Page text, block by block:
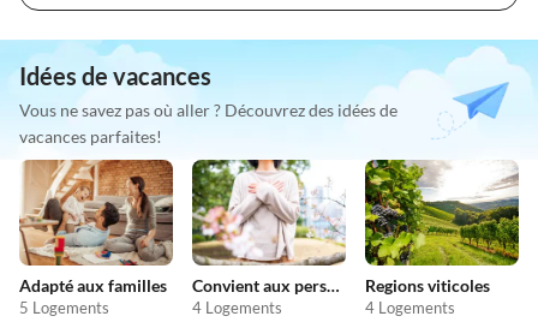
Idées de vacances
Vous ne savez pas où aller ? Découvrez des idées de
vacances parfaites!
Adapté aux familles
5 Logements
Convient aux personnes allergiques
4 Logements
Regions viticoles
4 Logements